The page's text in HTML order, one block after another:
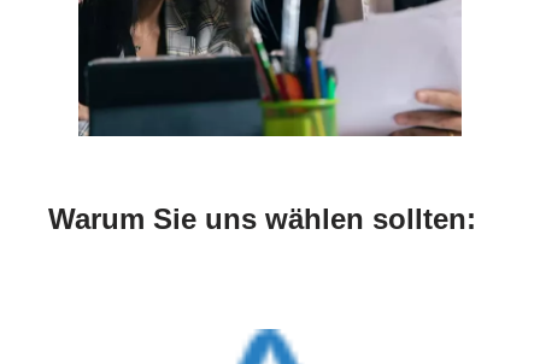
Warum Sie uns wählen sollten: